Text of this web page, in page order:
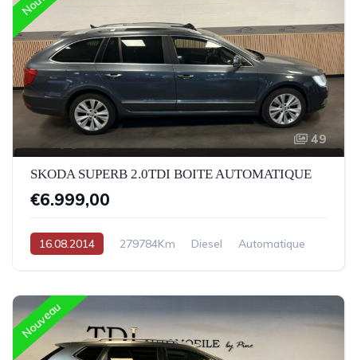
49
SKODA SUPERB 2.0TDI BOITE AUTOMATIQUE
€6.999,00
16.08.2014 279784Km Diesel Automatique
Nouveau